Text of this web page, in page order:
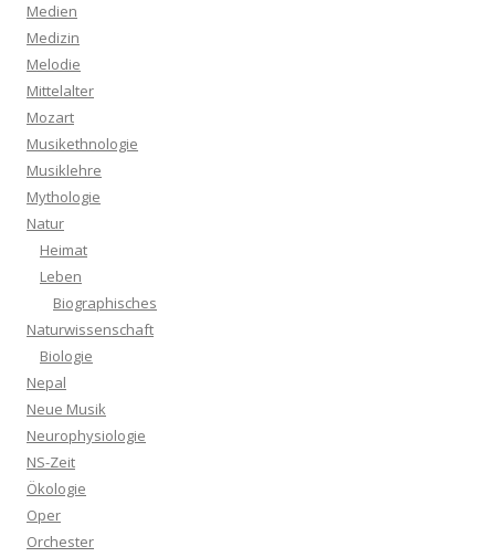
Medien
Medizin
Melodie
Mittelalter
Mozart
Musikethnologie
Musiklehre
Mythologie
Natur
Heimat
Leben
Biographisches
Naturwissenschaft
Biologie
Nepal
Neue Musik
Neurophysiologie
NS-Zeit
Ökologie
Oper
Orchester